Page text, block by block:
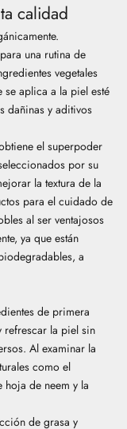
calidad
una rutina de
vegetales
se aplica a la piel esté
dañinas y aditivos
el superpoder
por su
la textura de la
para el cuidado de
al ser ventajosos
ya que están
a
de primera
la piel sin
Al examinar la
como el
hoja de neem y la
de grasa y